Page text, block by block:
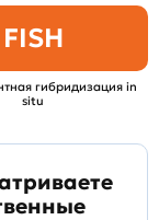
FISH
гибридизация in
situ